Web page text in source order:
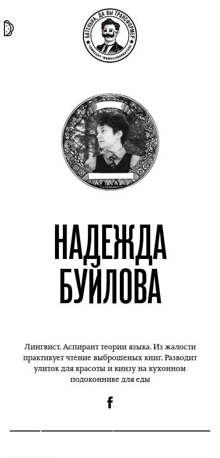
НАДЕЖДА
БУЙЛОВА
Лингвист. Аспирант теории языка. Из жалости
практикует чтение выброшеных книг. Разводит
улиток для красоты и кинзу на кухонном
подоконнике для еды